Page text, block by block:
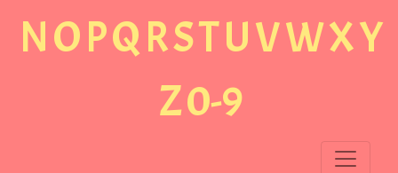
NOPQRSTUVWXY
Z0-9